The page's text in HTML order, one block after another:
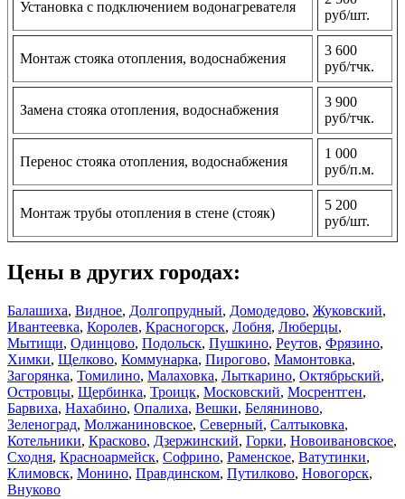
Установка с подключением водонагревателя
руб/шт.
Монтаж стояка отопления, водоснабжения
3 600
руб/тчк.
Замена стояка отопления, водоснабжения
3 900
руб/тчк.
Перенос стояка отопления, водоснабжения
1 000
руб/п.м.
Монтаж трубы отопления в стене (стояк)
5 200
руб/шт.
Цены в других городах:
Балашиха, Видное, Долгопрудный, Домодедово, Жуковский,
Ивантеевка, Королев, Красногорск, Лобня, Люберцы,
Мытищи, Одинцово, Подольск, Пушкино, Реутов, Фрязино,
Химки, Щелково, Коммунарка, Пирогово, Мамонтовка,
Загорянка, Томилино, Малаховка, Лыткарино, Октябрьский,
Островцы, Щербинка, Троицк, Московский, Мосрентген,
Барвиха, Нахабино, Опалиха, Вешки, Беляниново,
Зеленоград, Молжаниновское, Северный, Салтыковка,
Котельники, Красково, Дзержинский, Горки, Новоивановское,
Сходня, Красноармейск, Софрино, Раменское, Ватутинки,
Климовск, Монино, Правдинском, Путилково, Новогорск,
Внуково